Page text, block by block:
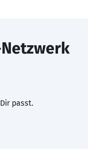
Netzwerk
passt.